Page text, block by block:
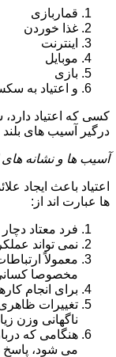
قماربازی
غذا خوردن
اینترنت
موبایل
بازی
و اعتیاد به
کسی که اعتیاد
درگیر آسیب های
آسیب ها و نشانه
اعتیاد باعث ایجاد
ها عبارت اند از:
فرد معتاد
نمی تواند
معمولاً
مخصوصا
برای انجام
تغییرات
ناگهانی وزن
هنگامی که
می شود،